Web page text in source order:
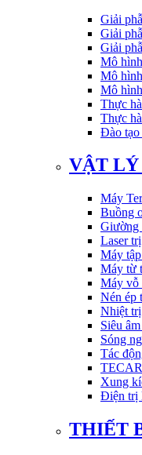
Giải
Giải
Giải
Mô
Mô
Mô
Thực
Thực
Đào tạo
VẬT
Máy
Buồng
Giường
Laser
Máy
Máy từ
Máy vỗ
Nén ép
Nhiệt
Siêu
Sóng
Tác
TECAR
Xung
Điện trị
THIẾT